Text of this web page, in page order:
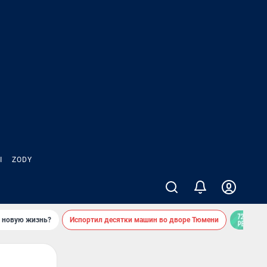
ZODY
новую жизнь? Испортил десятки машин во дворе Тюмени